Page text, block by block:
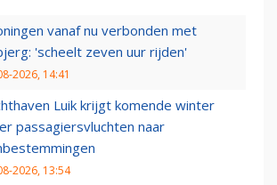
vanaf nu verbonden met
'scheelt zeven uur rijden'
2026, 14:41
Luik krijgt komende winter
passagiersvluchten naar
2026, 13:54